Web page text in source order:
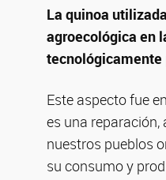
La quinoa
agroecológica en
tecnológicamente
Este aspecto fue
es una reparación,
nuestros pueblos
su consumo y